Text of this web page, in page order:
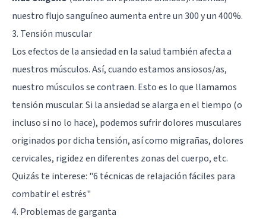
nuestro flujo sanguíneo aumenta entre un 300 y un 400%.
3. Tensión muscular
Los efectos de la ansiedad en la salud también afecta a
nuestros músculos. Así, cuando estamos ansiosos/as,
nuestro músculos se contraen. Esto es lo que llamamos
tensión muscular. Si la ansiedad se alarga en el tiempo (o
incluso si no lo hace), podemos sufrir dolores musculares
originados por dicha tensión, así como migrañas, dolores
cervicales, rigidez en diferentes zonas del cuerpo, etc.
Quizás te interese: "6 técnicas de relajación fáciles para
combatir el estrés"
4. Problemas de garganta